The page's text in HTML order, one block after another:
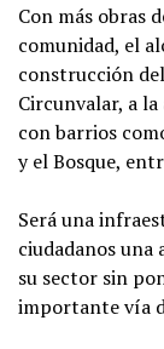
Con más obras
comunidad, el
construcción
Circunvalar, a
con barrios
y el Bosque,
Será una
ciudadanos
su sector sin
importante vía